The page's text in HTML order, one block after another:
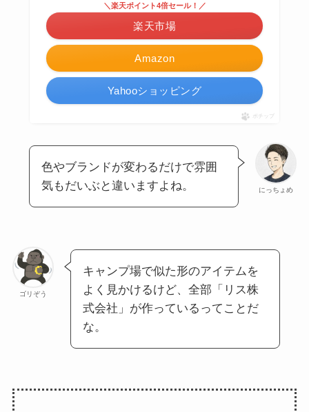
Amazon
＼楽天ポイント4倍セール！／
楽天市場
Yahooショッピング
ポチップ
にっちょめ
色やブランドが変わるだけで雰囲
気もだいぶと違いますよね。
ゴリぞう
キャンプ場で似た形のアイテムを
よく見かけるけど、全部「リス株
式会社」が作っているってことだ
な。